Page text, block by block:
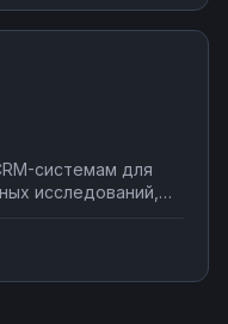
интеграции без
системам для
исследований,
метрик
данных без